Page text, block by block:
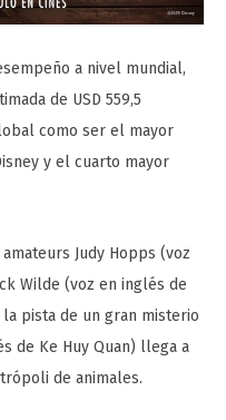
a nivel mundial,
de USD 559,5
como ser el mayor
y el cuarto mayor
Judy Hopps (voz
Wilde (voz en inglés de
pista de un gran misterio
de Ke Huy Quan) llega a
de animales.